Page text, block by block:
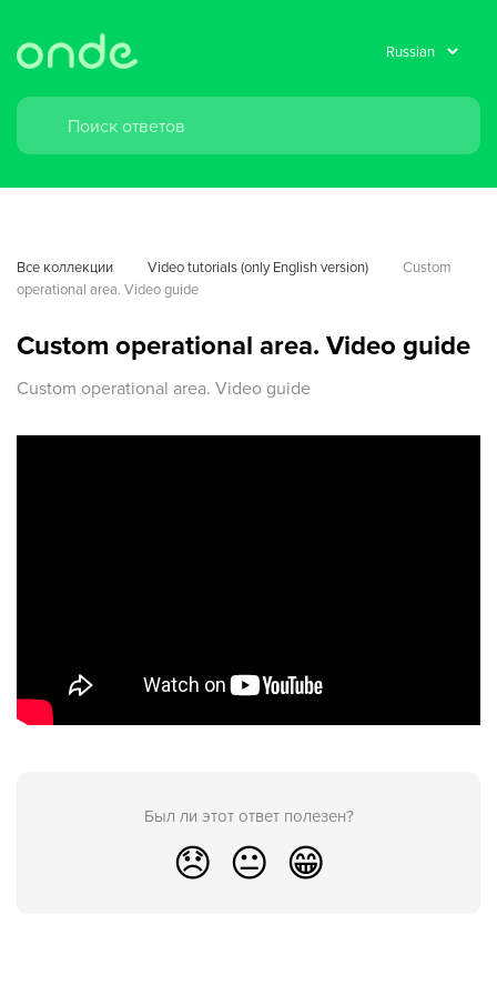
Все коллекции Video tutorials (only English version)
Custom
operational area. Video guide
Custom operational area. Video guide
Custom operational area. Video guide
Был ли этот ответ полезен?
😞 😐 😁